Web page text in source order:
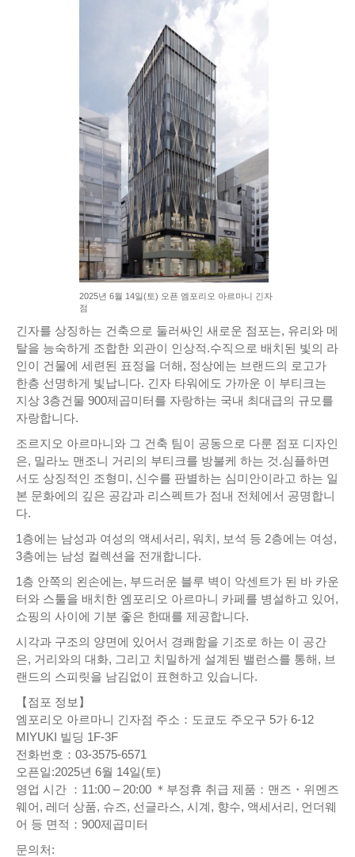
2025년 6월 14일(토) 오픈 엠포리오 아르마니 긴자
점
긴자를 상징하는 건축으로 둘러싸인 새로운 점포는, 유리와 메
탈을 능숙하게 조합한 외관이 인상적.수직으로 배치된 빛의 라
인이 건물에 세련된 표정을 더해, 정상에는 브랜드의 로고가
한층 선명하게 빛납니다. 긴자 타워에도 가까운 이 부티크는
지상 3층건물 900제곱미터를 자랑하는 국내 최대급의 규모를
자랑합니다.
조르지오 아르마니와 그 건축 팀이 공동으로 다룬 점포 디자인
은, 밀라노 맨조니 거리의 부티크를 방불케 하는 것.심플하면
서도 상징적인 조형미, 신수를 판별하는 심미안이라고 하는 일
본 문화에의 깊은 공감과 리스펙트가 점내 전체에서 공명합니
다.
1층에는 남성과 여성의 액세서리, 워치, 보석 등 2층에는 여성,
3층에는 남성 컬렉션을 전개합니다.
1층 안쪽의 왼손에는, 부드러운 블루 벽이 악센트가 된 바 카운
터와 스툴을 배치한 엠포리오 아르마니 카페를 병설하고 있어,
쇼핑의 사이에 기분 좋은 한때를 제공합니다.
시각과 구조의 양면에 있어서 경쾌함을 기조로 하는 이 공간
은, 거리와의 대화, 그리고 치밀하게 설계된 밸런스를 통해, 브
랜드의 스피릿을 남김없이 표현하고 있습니다.
【점포 정보】
엠포리오 아르마니 긴자점 주소：도쿄도 주오구 5가 6-12
MIYUKI 빌딩 1F-3F
전화번호：03-3575-6571
오픈일:2025년 6월 14일(토)
영업 시간 ：11:00 – 20:00 ＊부정휴 취급 제품：맨즈・위멘즈
웨어, 레더 상품, 슈즈, 선글라스, 시계, 향수, 액세서리, 언더웨
어 등 면적：900제곱미터
문의처: